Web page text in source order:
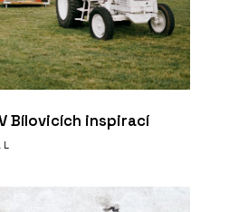
Bílovicích inspirací